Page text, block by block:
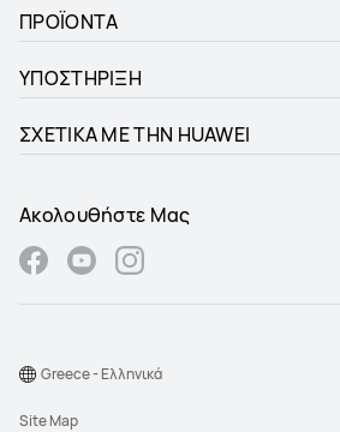
ΠΡΟΪΟΝΤΑ
ΥΠΟΣΤΗΡΙΞΗ
ΣΧΕΤΙΚΑ ΜΕ ΤΗΝ HUAWEI
Ακολουθήστε Μας
Site Map
Greece - Ελληνικά